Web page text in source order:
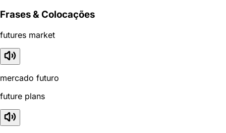
Frases & Colocações
futures market
mercado futuro
future plans